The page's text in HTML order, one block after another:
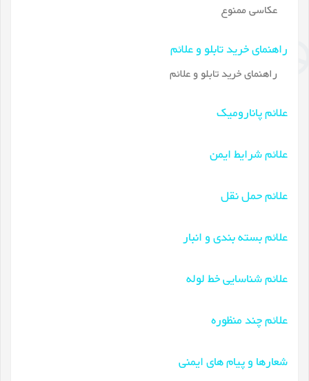
عکاسی ممنوع
راهنمای خرید تابلو و علائم
راهنمای خرید تابلو و علائم
علائم پانارومیک
علائم شرایط ایمن
علائم حمل نقل
علائم بسته بندی و انبار
علائم شناسایی خط لوله
علائم چند منظوره
شعارها و پیام های ایمنی